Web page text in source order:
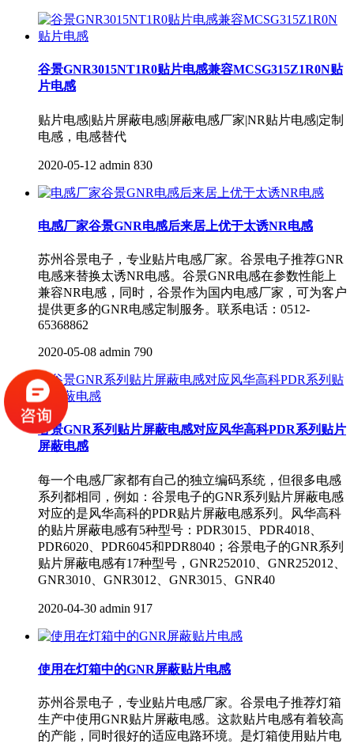
谷景GNR3015NT1R0贴片电感兼容MCSG315Z1R0N贴
片电感
贴片电感|贴片屏蔽电感|屏蔽电感厂家|NR贴片电感|定制
电感，电感替代
2020-05-12 admin 830
电感厂家谷景GNR电感后来居上优于太诱NR电感
苏州谷景电子，专业贴片电感厂家。谷景电子推荐GNR
电感来替换太诱NR电感。谷景GNR电感在参数性能上
兼容NR电感，同时，谷景作为国内电感厂家，可为客户
提供更多的GNR电感定制服务。联系电话：0512-
65368862
2020-05-08 admin 790
谷景GNR系列贴片屏蔽电感对应风华高科PDR系列贴片
屏蔽电感
每一个电感厂家都有自己的独立编码系统，但很多电感
系列都相同，例如：谷景电子的GNR系列贴片屏蔽电感
对应的是风华高科的PDR贴片屏蔽电感系列。风华高科
的贴片屏蔽电感有5种型号：PDR3015、PDR4018、
PDR6020、PDR6045和PDR8040；谷景电子的GNR系列
贴片屏蔽电感有17种型号，GNR252010、GNR252012、
GNR3010、GNR3012、GNR3015、GNR40
2020-04-30 admin 917
使用在灯箱中的GNR屏蔽贴片电感
苏州谷景电子，专业贴片电感厂家。谷景电子推荐灯箱
生产中使用GNR贴片屏蔽电感。这款贴片电感有着较高
的产能，同时很好的适应电路环境。是灯箱使用贴片电